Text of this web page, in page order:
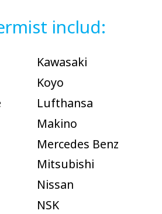
includ:
Kawasaki
Koyo
Lufthansa
Makino
Mercedes Benz
Mitsubishi
Nissan
NSK